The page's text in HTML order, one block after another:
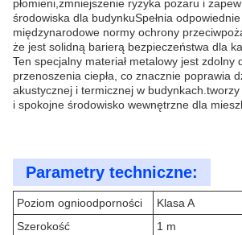
płomieni,zmniejszenie ryzyka pożaru i
środowiska dla budynkuSpełnia
międzynarodowe normy ochrony
że jest solidną barierą bezpieczeństwa dla
Ten specjalny materiał metalowy jest zdolny
przenoszenia ciepła, co znacznie poprawia
akustycznej i termicznej w
i spokojne środowisko wewnętrzne dla
Parametry techniczne:
Poziom ognioodporności
Klasa A
Szerokość
1 m